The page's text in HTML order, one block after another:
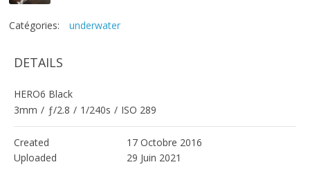
Catégories: underwater
DETAILS
HERO6 Black
3mm / ƒ/2.8 / 1/240s / ISO 289
Created
17 Octobre 2016
Uploaded
29 Juin 2021